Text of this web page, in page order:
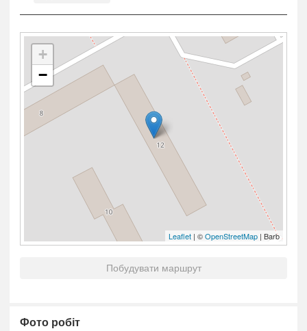
+
−
Leaflet | ©OpenStreetMap | Barb
Побудувати маршрут
Фото робіт